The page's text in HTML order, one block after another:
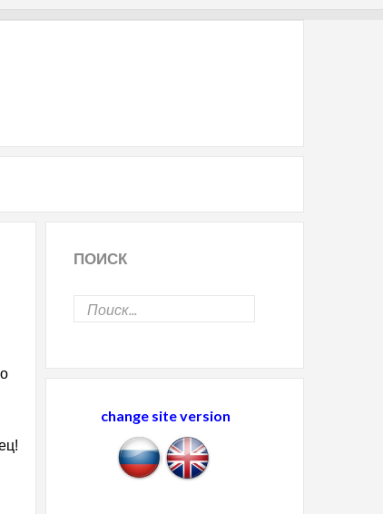
ПОИСК
change site version